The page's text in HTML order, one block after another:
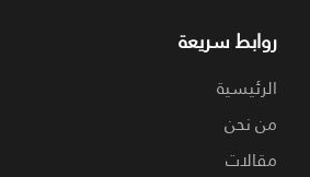
روابط سريعة
الرئيسية
من نحن
مقالات